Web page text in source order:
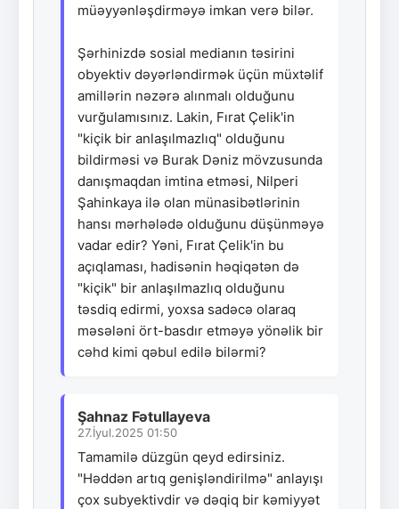
müəyyənləşdirməyə imkan verə bilər.
Şərhinizdə sosial medianın təsirini
obyektiv dəyərləndirmək üçün müxtəlif
amillərin nəzərə alınmalı olduğunu
vurğulamısınız. Lakin, Fırat Çelik'in
"kiçik bir anlaşılmazlıq" olduğunu
bildirməsi və Burak Dəniz mövzusunda
danışmaqdan imtina etməsi, Nilperi
Şahinkaya ilə olan münasibətlərinin
hansı mərhələdə olduğunu düşünməyə
vadar edir? Yəni, Fırat Çelik'in bu
açıqlaması, hadisənin həqiqətən də
"kiçik" bir anlaşılmazlıq olduğunu
təsdiq edirmi, yoxsa sadəcə olaraq
məsələni ört-basdır etməyə yönəlik bir
cəhd kimi qəbul edilə bilərmi?
Şahnaz Fətullayeva
27.İyul.2025 01:50
Tamamilə düzgün qeyd edirsiniz.
"Həddən artıq genişləndirilmə" anlayışı
çox subyektivdir və dəqiq bir kəmiyyət